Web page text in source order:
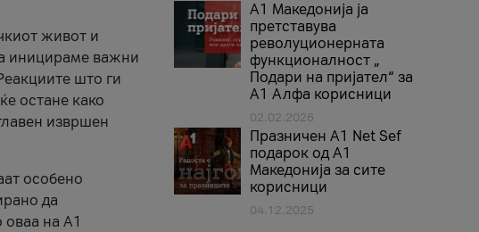
живот и
иницираме важни
што ги
остане како
извршен
особено
да
оваа на A1
А1 Македонија ја
претставува
револуционерната
функционалност „
Подари на пријател“ за
А1 Алфа корисници
02.02.2026
Празничен A1 Net Sеf
подарок од А1
Македонија за сите
корисници
04.12.2025